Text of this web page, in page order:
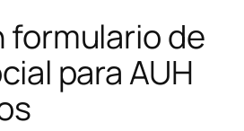
formulario de
para AUH